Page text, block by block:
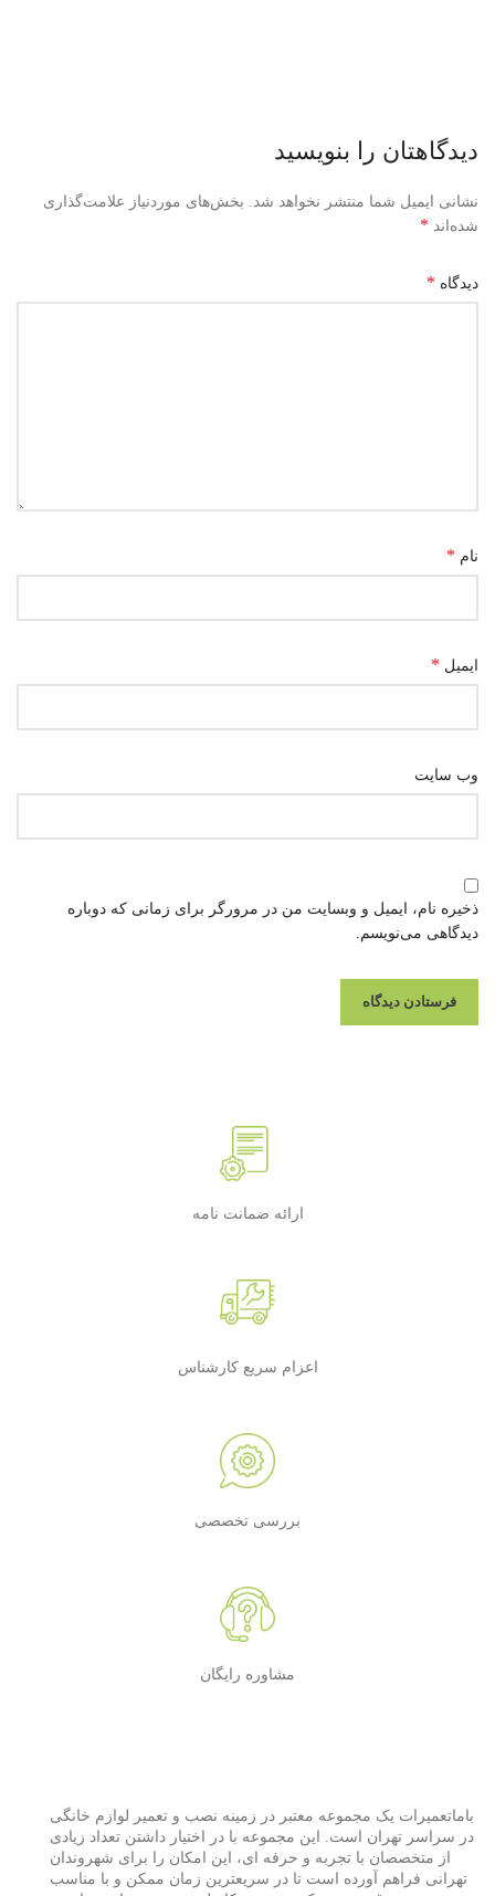
دیدگاهتان را بنویسید
نشانی ایمیل شما منتشر نخواهد شد. بخش‌های موردنیاز علامت‌گذاری
شده‌اند *
دیدگاه *
نام *
ایمیل *
وب‌ سایت
ذخیره نام، ایمیل و وبسایت من در مرورگر برای زمانی که دوباره
دیدگاهی می‌نویسم.
ارائه ضمانت نامه
اعزام سریع کارشناس
بررسی تخصصی
مشاوره رایگان
باماتعمیرات یک مجموعه معتبر در زمینه نصب و تعمیر لوازم خانگی
در سراسر تهران است. این مجموعه با در اختیار داشتن تعداد زیادی
از متخصصان با تجربه و حرفه ای، این امکان را برای شهروندان
تهرانی فراهم آورده است تا در سریعترین زمان ممکن و با مناسب